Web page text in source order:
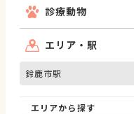
診療動物
エリア・駅
鈴鹿市駅
エリアから探す